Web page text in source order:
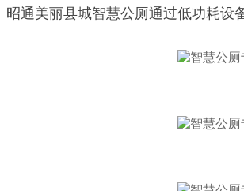
昭通美丽县城智慧公厕通过低功耗设